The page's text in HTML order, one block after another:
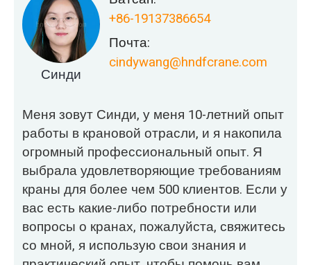
Синди
+86-19137386654
Почта:
cindywang@hndfcrane.com
Меня зовут Синди, у меня 10-летний опыт
работы в крановой отрасли, и я накопила
огромный профессиональный опыт. Я
выбрала удовлетворяющие требованиям
краны для более чем 500 клиентов. Если у
вас есть какие-либо потребности или
вопросы о кранах, пожалуйста, свяжитесь
со мной, я использую свои знания и